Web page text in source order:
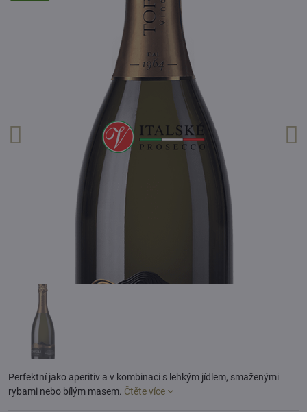
Perfektní jako aperitiv a v kombinaci s lehkým jídlem, smaženými
rybami nebo bílým masem. Čtěte více